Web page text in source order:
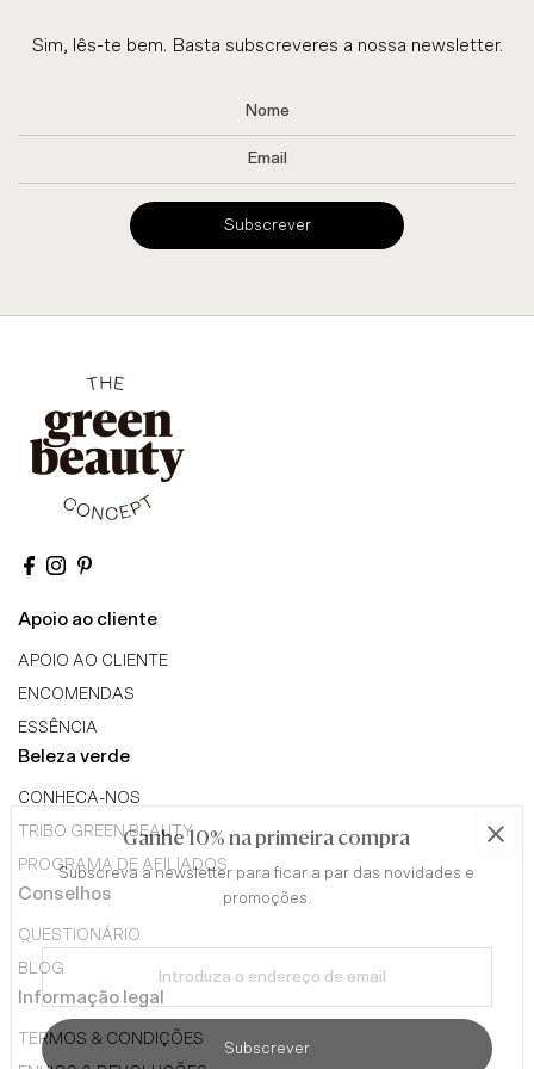
Sim, lês-te bem. Basta subscreveres a nossa newsletter.
Subscrever
Apoio ao cliente
APOIO AO CLIENTE
ENCOMENDAS
ESSÊNCIA
Beleza verde
CONHECA-NOS
TRIBO GREEN BEAUTY
PROGRAMA DE AFILIADOS
Conselhos
QUESTIONÁRIO
BLOG
Informação legal
TERMOS & CONDIÇÕES
Ganhe 10% na primeira compra
Subscreva a newsletter para ficar a par das novidades e
promoções.
Introduza
endereço
de
email
Subscrever